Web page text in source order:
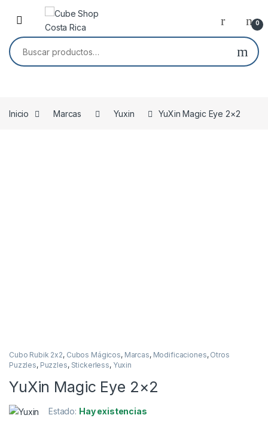
Skip to navigation
Skip to content
0
Buscar por:
Inicio Marcas Yuxin YuXin Magic Eye 2×2
Cubo Rubik 2x2, Cubos Mágicos, Marcas, Modificaciones, Otros
Puzzles, Puzzles, Stickerless, Yuxin
YuXin Magic Eye 2×2
Estado: Hay existencias